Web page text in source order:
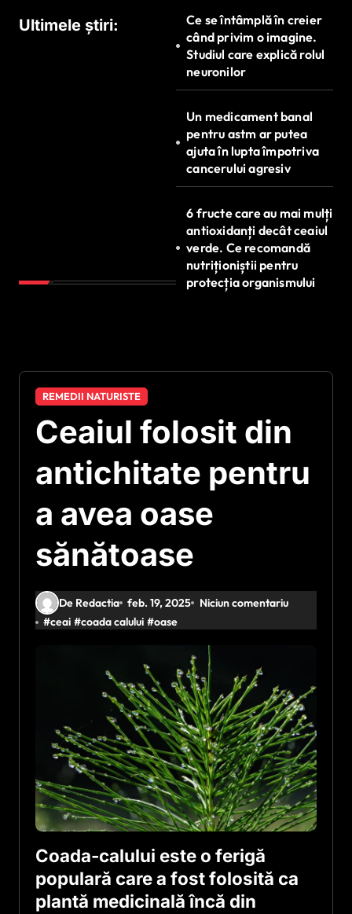
Ultimele știri:
Ce se întâmplă în creier
când privim o imagine.
Studiul care explică rolul
neuronilor
Un medicament banal
pentru astm ar putea
ajuta în lupta împotriva
cancerului agresiv
6 fructe care au mai mulți
antioxidanți decât ceaiul
verde. Ce recomandă
nutriționiștii pentru
protecția organismului
REMEDII NATURISTE
Ceaiul folosit din
antichitate pentru
a avea oase
sănătoase
De Redactia feb. 19, 2025
Niciun comentariu
#ceai #coada calului #oase
Coada-calului este o ferigă
populară care a fost folosită ca
plantă medicinală încă din